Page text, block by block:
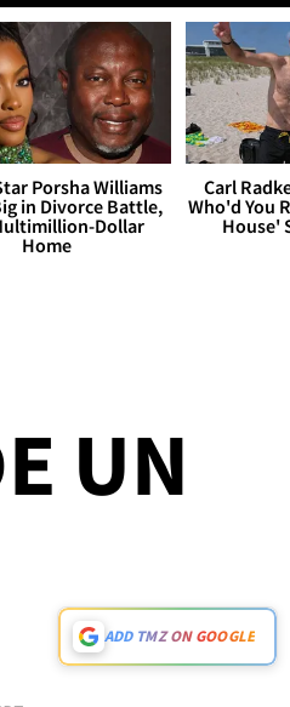
Porsha Williams
in Divorce Battle,
Dollar
Home
Carl
Who'd You
House'
UN
ADD TMZ ON GOOGLE